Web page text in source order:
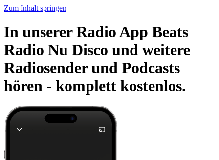
Zum Inhalt springen
In unserer Radio App Beats
Radio Nu Disco und weitere
Radiosender und Podcasts
hören - komplett kostenlos.